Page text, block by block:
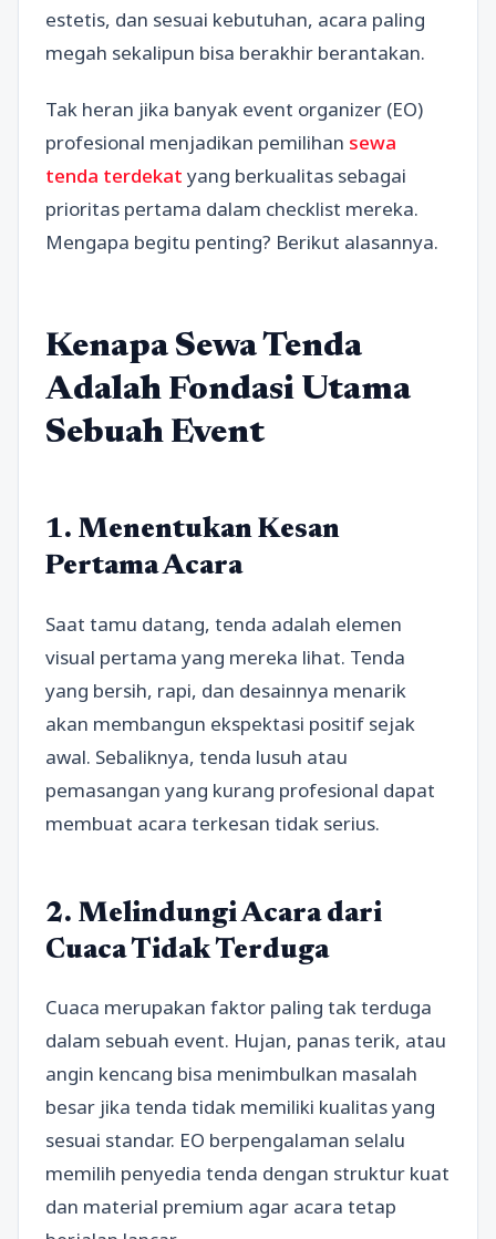
estetis, dan sesuai kebutuhan, acara paling
megah sekalipun bisa berakhir berantakan.
Tak heran jika banyak event organizer (EO)
profesional menjadikan pemilihan sewa
tenda terdekat yang berkualitas sebagai
prioritas pertama dalam checklist mereka.
Mengapa begitu penting? Berikut alasannya.
Kenapa Sewa Tenda
Adalah Fondasi Utama
Sebuah Event
1. Menentukan Kesan
Pertama Acara
Saat tamu datang, tenda adalah elemen
visual pertama yang mereka lihat. Tenda
yang bersih, rapi, dan desainnya menarik
akan membangun ekspektasi positif sejak
awal. Sebaliknya, tenda lusuh atau
pemasangan yang kurang profesional dapat
membuat acara terkesan tidak serius.
2. Melindungi Acara dari
Cuaca Tidak Terduga
Cuaca merupakan faktor paling tak terduga
dalam sebuah event. Hujan, panas terik, atau
angin kencang bisa menimbulkan masalah
besar jika tenda tidak memiliki kualitas yang
sesuai standar. EO berpengalaman selalu
memilih penyedia tenda dengan struktur kuat
dan material premium agar acara tetap